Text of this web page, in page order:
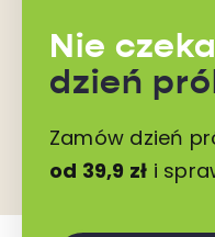
Nie
dzień
Zamów dzień
od 39,9 zł i